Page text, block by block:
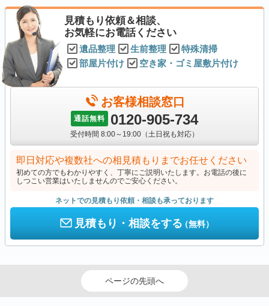
見積もり依頼＆相談、
お気軽にお電話ください
遺品整理 生前整理
特殊清掃
部屋片付け
空き家・ゴミ屋敷片付け
お客様相談窓口
通話無料 0120-905-734
受付時間 8:00～19:00（土日祝も対応）
即日対応や複数社への相見積もりまでお任せください
初めての方でもわかりやすく、丁寧にご説明いたします。お電話の後に
しつこい営業はいたしませんのでご安心ください。
ネットでの見積もり依頼・相談も承っております
見積もり・相談をする（無料）
ページの先頭へ